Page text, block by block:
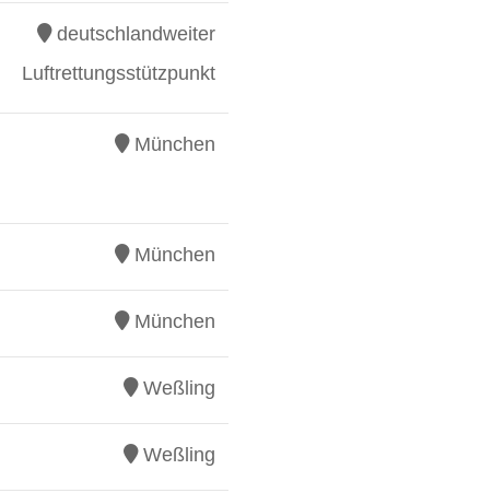
deutschlandweiter
Luftrettungsstützpunkt
München
München
München
Weßling
Weßling